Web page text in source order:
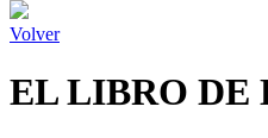
Volver
EL LIBRO DE